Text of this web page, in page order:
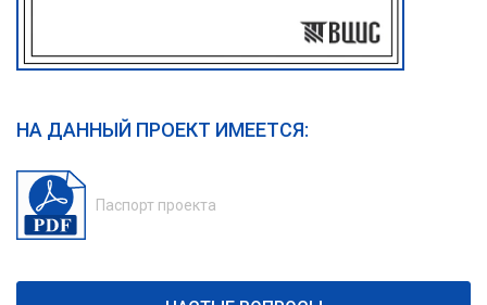
НА ДАННЫЙ ПРОЕКТ ИМЕЕТСЯ:
Паспорт проекта